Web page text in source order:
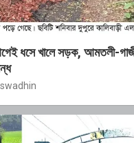
ধসে খালে সড়ক, আমতলী-
swadhin